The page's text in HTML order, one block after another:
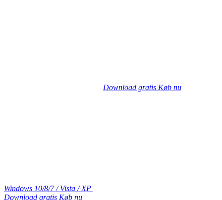
Download gratis Køb nu
Windows 10/8/7 / Vista / XP
Download gratis Køb nu